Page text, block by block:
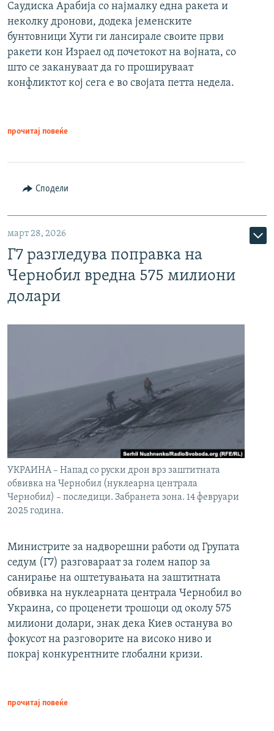
Саудиска Арабија со најмалку една ракета и
неколку дронови, додека јеменските
бунтовници Хути ги лансирале своите први
ракети кон Израел од почетокот на војната, со
што се закануваат да го прошируваат
конфликтот кој сега е во својата петта недела.
прочитај повеќе
Сподели
март 28, 2026
Г7 разгледува поправка на
Чернобил вредна 575 милиони
долари
УКРАИНА – Напад со руски дрон врз заштитната
обвивка на Чернобил (нуклеарна централа
Чернобил) – последици. Забранета зона. 14 февруари
2025 година.
Министрите за надворешни работи од Групата
седум (Г7) разговараат за голем напор за
санирање на оштетувањата на заштитната
обвивка на нуклеарната централа Чернобил во
Украина, со проценети трошоци од околу 575
милиони долари, знак дека Киев останува во
фокусот на разговорите на високо ниво и
покрај конкурентните глобални кризи.
прочитај повеќе